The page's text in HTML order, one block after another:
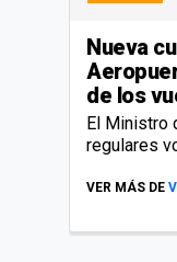
Nueva
de los
El Ministro
regulares
VER MÁS DE